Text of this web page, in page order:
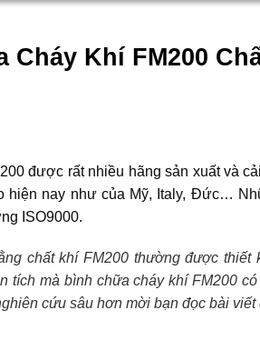
Cháy Khí FM200
được rất nhiều hãng sản xuất và
hiện nay như của Mỹ, Italy, Đức…
ISO9000.
chất khí FM200 thường được
tích mà bình chữa cháy khí FM200
cứu sâu hơn mời bạn đọc bài viết